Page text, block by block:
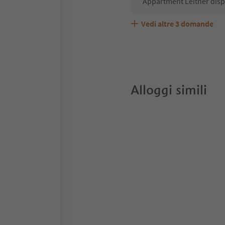
Appartment Leitner
Quali servizi/attività
Gli ospiti di Appartment
Vedi altre 3 domande
Alloggi simili